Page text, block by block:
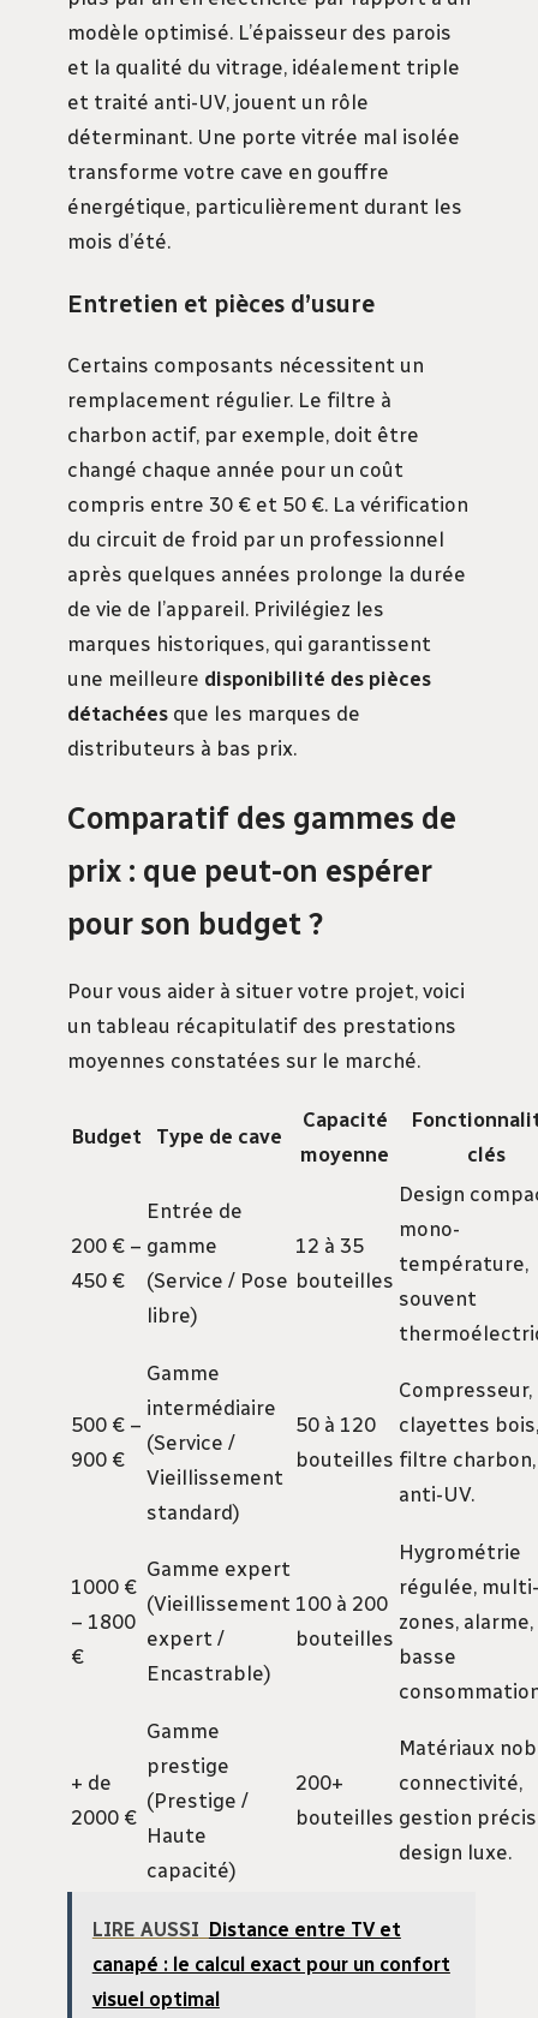
modèle optimisé. L’épaisseur des parois
et la qualité du vitrage, idéalement triple
et traité anti-UV, jouent un rôle
déterminant. Une porte vitrée mal isolée
transforme votre cave en gouffre
énergétique, particulièrement durant les
mois d’été.
Entretien et pièces d’usure
Certains composants nécessitent un
remplacement régulier. Le filtre à
charbon actif, par exemple, doit être
changé chaque année pour un coût
compris entre 30 € et 50 €. La vérification
du circuit de froid par un professionnel
après quelques années prolonge la durée
de vie de l’appareil. Privilégiez les
marques historiques, qui garantissent
une meilleure disponibilité des pièces
détachées que les marques de
distributeurs à bas prix.
Comparatif des gammes de
prix : que peut-on espérer
pour son budget ?
Pour vous aider à situer votre projet, voici
un tableau récapitulatif des prestations
moyennes constatées sur le marché.
Budget Type de cave
Capacité
moyenne
clés
200 € –
450 €
Entrée de
gamme
(Service / Pose
libre)
12 à 35
bouteilles
Design
mono-
température,
souvent
500 € –
900 €
Gamme
intermédiaire
(Service /
Vieillissement
standard)
50 à 120
bouteilles
Compresseur,
clayettes bois,
filtre charbon,
anti-UV.
1000 €
– 1800
€
Gamme expert
(Vieillissement
expert /
Encastrable)
100 à 200
bouteilles
Hygrométrie
régulée, multi-
zones, alarme,
basse
+ de
2000 €
Gamme
prestige
(Prestige /
Haute
capacité)
200+
bouteilles
Matériaux
connectivité,
gestion
design luxe.
LIRE AUSSI Distance entre TV et
canapé : le calcul exact pour un confort
visuel optimal